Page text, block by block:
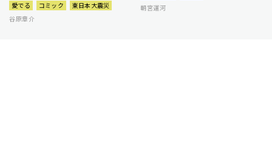
愛でる コミック
東日本大震災
谷原章介
朝宮運河